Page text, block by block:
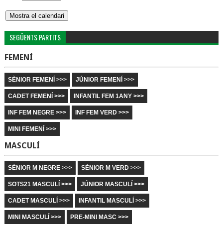
SEGÜENTS PARTITS
FEMENÍ
SÈNIOR FEMENÍ >>> JÚNIOR FEMENÍ >>>
CADET FEMENÍ >>> INFANTIL FEM 1ANY >>>
INF FEM NEGRE >>> INF FEM VERD >>>
MINI FEMENÍ >>>
MASCULÍ
SÈNIOR M NEGRE >>> SÈNIOR M VERD >>>
SOTS21 MASCULÍ >>> JÚNIOR MASCULÍ >>>
CADET MASCULÍ >>> INFANTIL MASCULÍ >>>
MINI MASCULÍ >>> PRE-MINI MASC >>>